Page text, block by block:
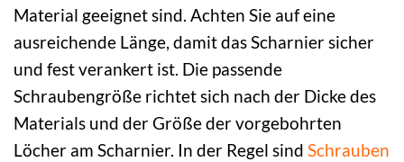
Material geeignet sind. Achten Sie auf eine
ausreichende Länge, damit das Scharnier sicher
und fest verankert ist. Die passende
Schraubengröße richtet sich nach der Dicke des
Materials und der Größe der vorgebohrten
Löcher am Scharnier. In der Regel sind Schrauben